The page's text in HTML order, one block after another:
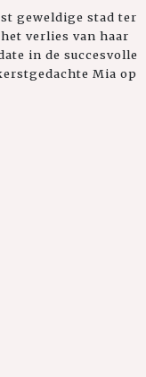
geweldige stad ter
verlies van haar
in de succesvolle
Mia op